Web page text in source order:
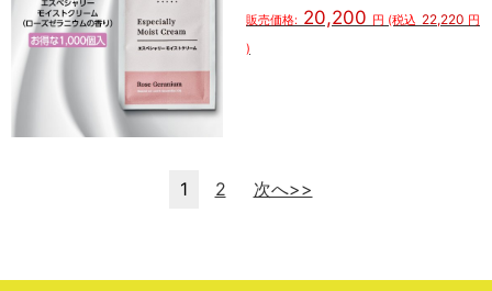
販売価格: 20,200 円 (税込 22,220 円
)
1 2 次へ>>